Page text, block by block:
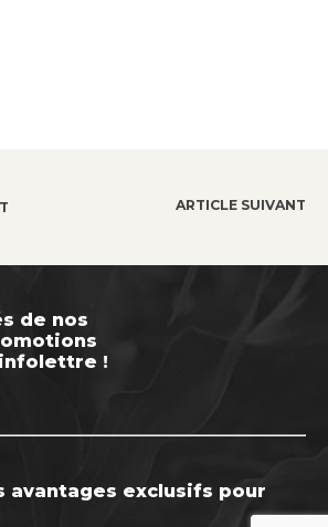
ARTICLE SUIVANT
de nos
!
avantages exclusifs pour